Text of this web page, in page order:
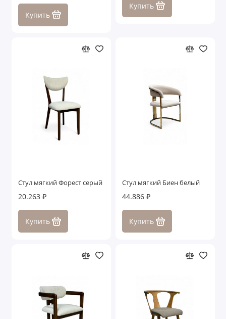
Купить
Купить
Стул мягкий Форест серый
20.263 ₽
Купить
Стул мягкий Биен белый
44.886 ₽
Купить